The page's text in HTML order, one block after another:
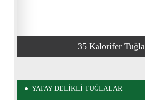
35 Kalorifer Tuğla
YATAY DELİKLİ TUĞLALAR